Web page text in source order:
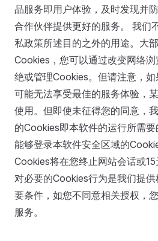
品服务即用户体验，及时发现并
合作伙伴提供更好的服务。 我们
私政策所述目的之外的用途。大
Cookies，您可以通过改变网络
绝或管理Cookies。但请注意，
可能无法享受最佳的服务体验，
使用。但即使未征得您的同意，
的Cookies即本软件的运行所需
能够登录本软件安全区域的
Cookies将在您终止网站会话或
对必要的Cookies行为是我们提
要条件，如您不同意相关授权，
服务。